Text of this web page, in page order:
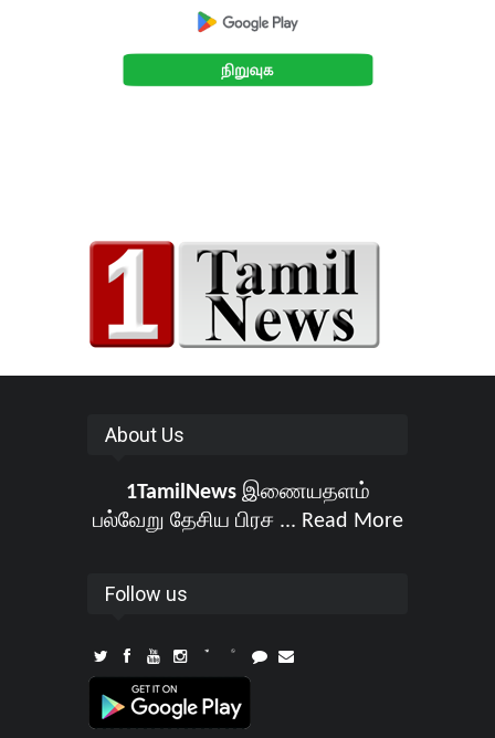
About Us
1TamilNewsஇணையதளம்
பல்வேறு தேசிய பிரச ... Read More
Follow us